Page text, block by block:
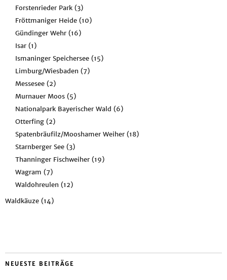
Forstenrieder Park (3)
Fröttmaniger Heide (10)
Gündinger Wehr (16)
Isar (1)
Ismaninger Speichersee (15)
Limburg/Wiesbaden (7)
Messesee (2)
Murnauer Moos (5)
Nationalpark Bayerischer Wald (6)
Otterfing (2)
Spatenbräufilz/Mooshamer Weiher (18)
Starnberger See (3)
Thanninger Fischweiher (19)
Wagram (7)
Waldohreulen (12)
Waldkäuze (14)
NEUESTE BEITRÄGE